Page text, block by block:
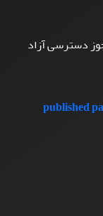
دسترسی آزاد
published